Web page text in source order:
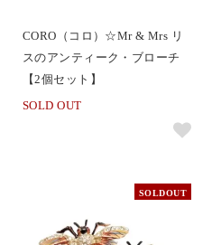
CORO（コロ）☆Mr & Mrs リ
スのアンティーク・ブローチ
【2個セット】
SOLD OUT
SOLDOUT